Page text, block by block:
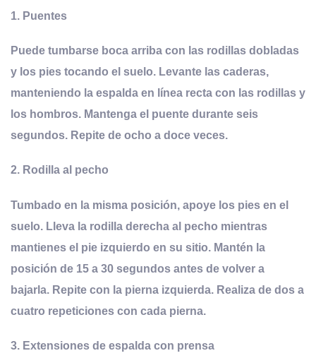
1. Puentes
Puede tumbarse boca arriba con las rodillas dobladas
y los pies tocando el suelo. Levante las caderas,
manteniendo la espalda en línea recta con las rodillas y
los hombros. Mantenga el puente durante seis
segundos. Repite de ocho a doce veces.
2. Rodilla al pecho
Tumbado en la misma posición, apoye los pies en el
suelo. Lleva la rodilla derecha al pecho mientras
mantienes el pie izquierdo en su sitio. Mantén la
posición de 15 a 30 segundos antes de volver a
bajarla. Repite con la pierna izquierda. Realiza de dos a
cuatro repeticiones con cada pierna.
3. Extensiones de espalda con prensa